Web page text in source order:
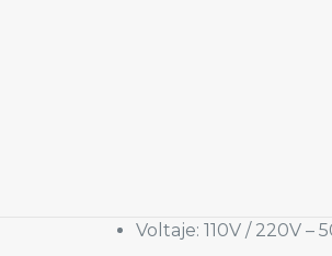
Voltaje: 110V / 220V –